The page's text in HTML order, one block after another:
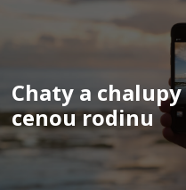
Chaty a
cenou rodinu